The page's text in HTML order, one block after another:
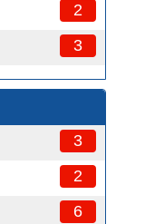
2
3
3
2
6